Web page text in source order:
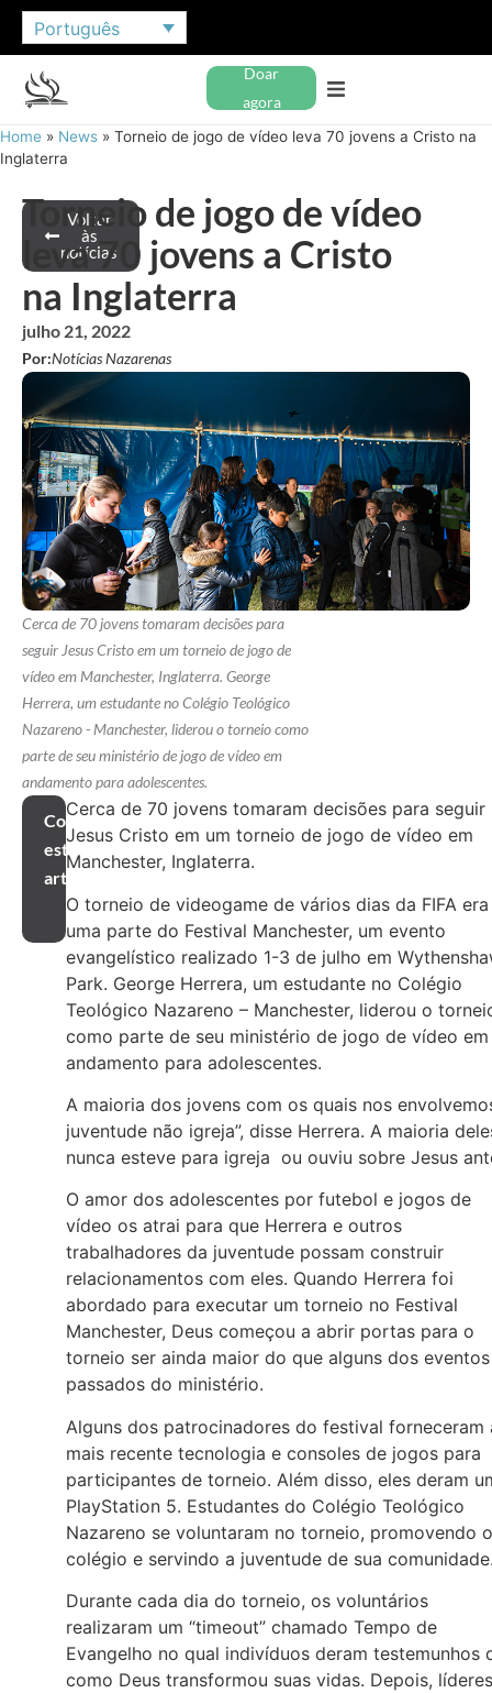
Português
Doar
agora
Home » News » Torneio de jogo de vídeo leva 70 jovens a Cristo na
Inglaterra
Voltar
às
notícias
Torneio de jogo de vídeo
leva 70 jovens a Cristo
na Inglaterra
julho 21, 2022
Por:Notícias Nazarenas
Cerca de 70 jovens tomaram decisões para
seguir Jesus Cristo em um torneio de jogo de
vídeo em Manchester, Inglaterra. George
Herrera, um estudante no Colégio Teológico
Nazareno - Manchester, liderou o torneio como
parte de seu ministério de jogo de vídeo em
andamento para adolescentes.
Compartilhar
este
artigo
Cerca de 70 jovens tomaram decisões para seguir
Jesus Cristo em um torneio de jogo de vídeo em
Manchester, Inglaterra.
O torneio de videogame de vários dias da FIFA era
uma parte do Festival Manchester, um evento
evangelístico realizado 1-3 de julho em
Park. George Herrera, um estudante no Colégio
Teológico Nazareno – Manchester, liderou o
como parte de seu ministério de jogo de vídeo em
andamento para adolescentes.
A maioria dos jovens com os quais nos
juventude não igreja”, disse Herrera. A maioria
nunca esteve para igreja ou ouviu sobre Jesus
O amor dos adolescentes por futebol e jogos de
vídeo os atrai para que Herrera e outros
trabalhadores da juventude possam construir
relacionamentos com eles. Quando Herrera foi
abordado para executar um torneio no Festival
Manchester, Deus começou a abrir portas para o
torneio ser ainda maior do que alguns dos eventos
passados do ministério.
Alguns dos patrocinadores do festival forneceram
mais recente tecnologia e consoles de jogos para
participantes de torneio. Além disso, eles deram
PlayStation 5. Estudantes do Colégio Teológico
Nazareno se voluntaram no torneio, promovendo o
colégio e servindo a juventude de sua
Durante cada dia do torneio, os voluntários
realizaram um “timeout” chamado Tempo de
Evangelho no qual indivíduos deram testemunhos
como Deus transformou suas vidas. Depois,